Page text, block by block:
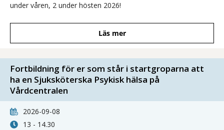
under våren, 2 under hösten 2026!
Läs mer
Fortbildning för er som står i startgroparna att
ha en Sjuksköterska Psykisk hälsa på
Vårdcentralen
2026-09-08
13 - 14.30